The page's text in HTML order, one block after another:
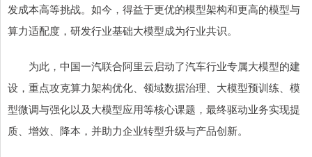
发成本高等挑战。如今，得益于更优的模型架构和更高的模型与
算力适配度，研发行业基础大模型成为行业共识。
为此，中国一汽联合阿里云启动了汽车行业专属大模型的建
设，重点攻克算力架构优化、领域数据治理、大模型预训练、模
型微调与强化以及大模型应用等核心课题，最终驱动业务实现提
质、增效、降本，并助力企业转型升级与产品创新。